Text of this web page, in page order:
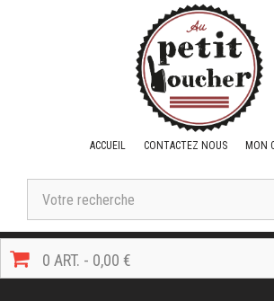
ACCUEIL CONTACTEZ NOUS MON
0 ART. - 0,00 €